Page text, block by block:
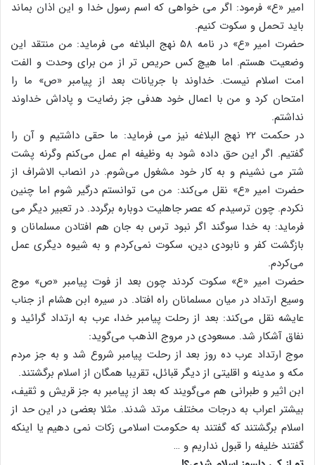
امیر «ع» فرمود: اگر می خواهی که اسم رسول خدا و این اذان بماند
باید تحمل و سکوت کنیم.
حضرت امیر «ع» در نامه ۵۸ نهج البلاغه می فرماید: من منتقد این
وضعیت هستم. اما هیچ کس حریص تر از من برای وحدت و الفت
امت اسلام نیست. خداوند با جریانات بعد از پیامبر «ص» ما را
امتحان کرد و من با اعمال خود هدفی جز رضایت و پاداش خداوند
نداشتم.
در حکمت ۲۲ نهج البلاغه نیز می فرماید: ما حقی داشتیم و آن را
گفتیم. اگر این حق داده شود به وظیفه ام عمل می‌کنم وگرنه پشت
شتر می نشینم و به کار خود مشغول می‌شوم. در انصاب الاشراف از
حضرت امیر «ع» نقل می‌کند: من می توانستم درگیر شوم اما چنین
نکردم. چون ترسیدم که عصر جاهلیت دوباره برگردد. در تعبیر دیگر می
فرماید: به خدا سوگند اگر نبود ترس به جان هم افتادن مسلمانان و
بازگشت کفر و نابودی دین، سکوت نمی‌کردم و به شیوه دیگری عمل
می‌کردم.
حضرت امیر «ع» سکوت کردند چون بعد از فوت پیامبر «ص» موج
وسیع ارتداد در میان مسلمانان راه افتاد. در سیره ابن هشام از جناب
عایشه نقل می‌کند: بعد از رحلت پیامبر خدا، عرب به ارتداد گرائید و
نفاق آشکار شد. مسعودی در مروج الذهب می‌گوید:
موج ارتداد عرب ده روز بعد از رحلت پیامبر شروع شد و به جز مردم
مکه و مدینه و اقلیتی از دیگر قبائل، تقریبا همگان از اسلام برگشتند.
ابن اثیر و طبرانی هم می‌گویند که بعد از پیامبر به جز قریش و ثقیف،
بیشتر اعراب به درجات مختلف مرتد شدند. مثلا بعضی در این حد از
اسلام برگشتند که گفتند به حکومت اسلامی زکات نمی دهیم یا اینکه
گفتند خلیفه را قبول نداریم و …